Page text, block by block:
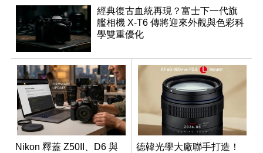
經典復古血統再現？富士下一代旗
艦相機 X-T6 傳將迎來外觀與色彩科
學雙重優化
Nikon 釋蓋 Z50II、D6 與
德韓光學大廠聯手打造！